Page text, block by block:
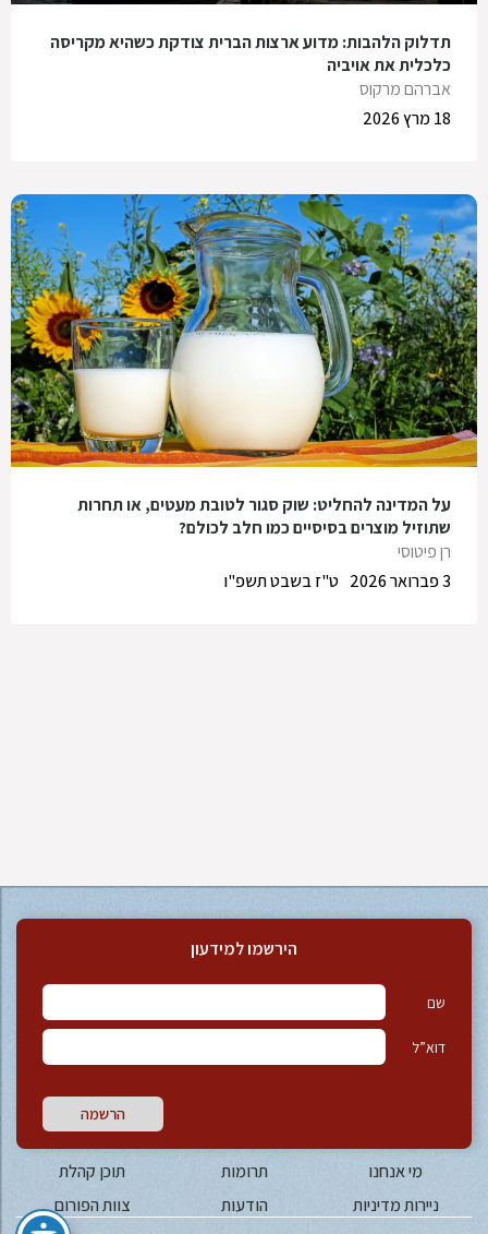
תדלוק הלהבות: מדוע ארצות הברית צודקת כשהיא מקריסה
כלכלית את אויביה
אברהם מרקוס
18 מרץ 2026
על המדינה להחליט: שוק סגור לטובת מעטים, או תחרות
שתוזיל מוצרים בסיסיים כמו חלב לכולם?
רן פיטוסי
ט"ז בשבט תשפ"ו
3 פברואר 2026
הירשמו למידעון
שם
דוא”ל
הרשמה
מי אנחנו תרומות
תוכן קהלת
ניירות מדיניות
הודעות צוות הפורום